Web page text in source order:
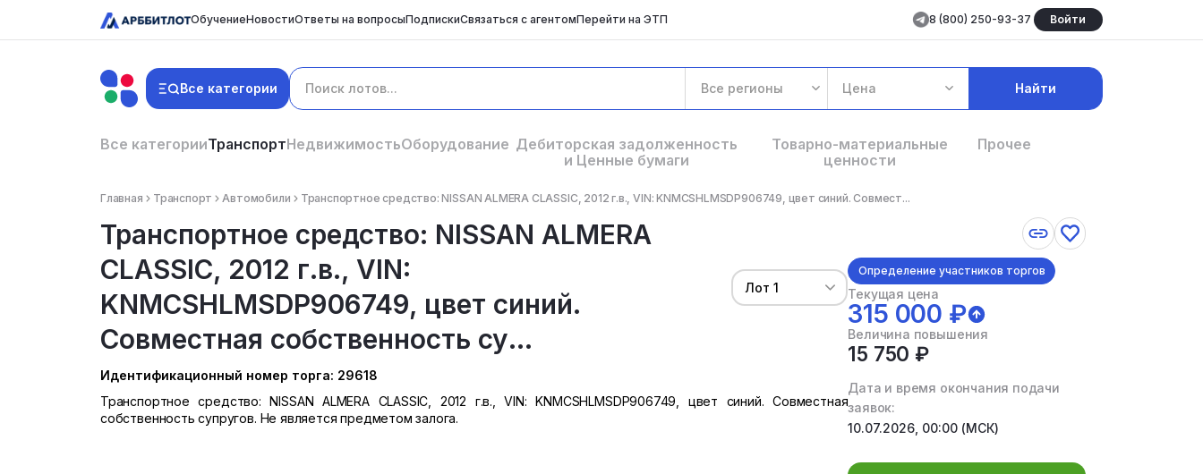
ОбучениеНовостиОтветы на вопросыПодпискиСвязаться с агентомПерейти на ЭТП 8 (800) 250-93-37 Войти
Все категории Все регионы Цена Найти
Все категорииТранспортНедвижимостьОборудование Дебиторская задолженность
и Ценные бумаги
Товарно-материальные
ценности
Прочее
Главная Транспорт Автомобили Транспортное средство: NISSAN ALMERA CLASSIC, 2012 г.в., VIN: KNMCSHLMSDP906749, цвет синий. Совмест...
Транспортное средство: NISSAN ALMERA
CLASSIC, 2012 г.в., VIN:
KNMCSHLMSDP906749, цвет синий.
Совместная собственность су...
Лот 1
Идентификационный номер торга: 29618
Транспортное средство: NISSAN ALMERA CLASSIC, 2012 г.в., VIN: KNMCSHLMSDP906749, цвет синий. Совместная
собственность супругов. Не является предметом залога.
Определение участников торгов
Текущая цена
315 000 ₽
Величина повышения
15 750 ₽
Дата и время окончания подачи
заявок:
10.07.2026, 00:00 (МСК)